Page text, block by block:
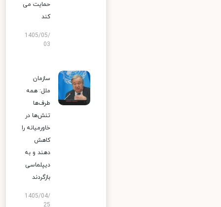
حمایت می
کند
1405/05/
03
سازمان
ملل: همه
طرف‌ها
تنش‌ها در
خاورمیانه را
کاهش
دهند و به
دیپلماسی
بازگردند
1405/04/
25